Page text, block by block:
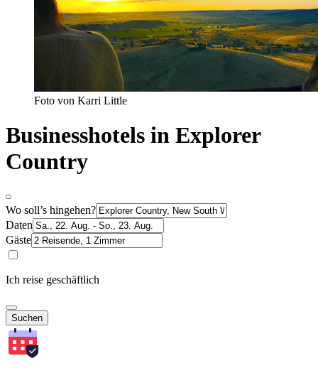
Foto von Karri Little
Businesshotels in Explorer
Country
Wo soll’s hingehen?
Daten
Gäste
Ich reise geschäftlich
Suchen